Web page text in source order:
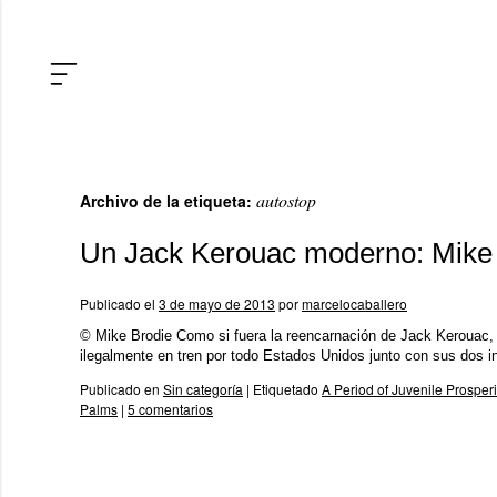
Archivo de la etiqueta: autostop
Un Jack Kerouac moderno:
Publicado el 3 de mayo de 2013 pormarcelocaballero
© Mike Brodie Como si fuera la reencarnación de Jack
ilegalmente en tren por todo Estados Unidos junto con sus
Publicado en Sin categoría | Etiquetado A Period of Juvenile
Palms | 5 comentarios